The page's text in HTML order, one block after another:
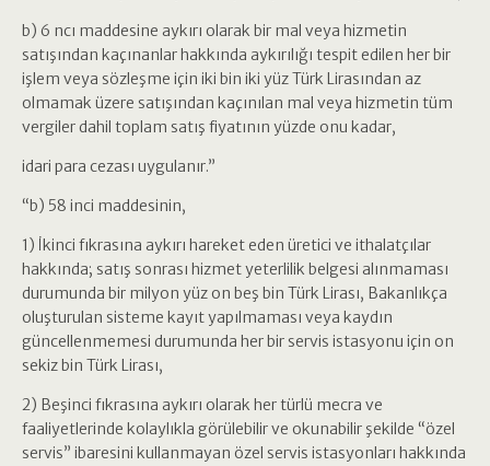
b) 6 ncı maddesine aykırı olarak bir mal veya hizmetin
satışından kaçınanlar hakkında aykırılığı tespit edilen her bir
işlem veya sözleşme için iki bin iki yüz Türk Lirasından az
olmamak üzere satışından kaçınılan mal veya hizmetin tüm
vergiler dahil toplam satış fiyatının yüzde onu kadar,
idari para cezası uygulanır.”
“b) 58 inci maddesinin,
1) İkinci fıkrasına aykırı hareket eden üretici ve ithalatçılar
hakkında; satış sonrası hizmet yeterlilik belgesi alınmaması
durumunda bir milyon yüz on beş bin Türk Lirası, Bakanlıkça
oluşturulan sisteme kayıt yapılmaması veya kaydın
güncellenmemesi durumunda her bir servis istasyonu için on
sekiz bin Türk Lirası,
2) Beşinci fıkrasına aykırı olarak her türlü mecra ve
faaliyetlerinde kolaylıkla görülebilir ve okunabilir şekilde “özel
servis” ibaresini kullanmayan özel servis istasyonları hakkında